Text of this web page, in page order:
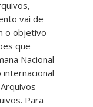
vai de
o objetivo
que
Nacional
Para